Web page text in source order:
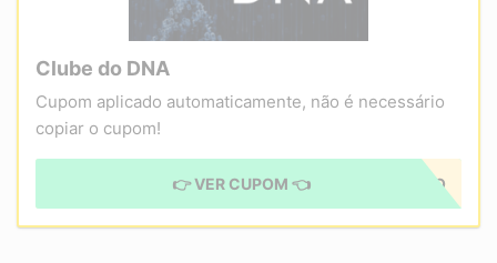
Clube do DNA
Cupom aplicado automaticamente, não é necessário
copiar o cupom!
CUPOM APLICADO
👉 VER CUPOM 👈